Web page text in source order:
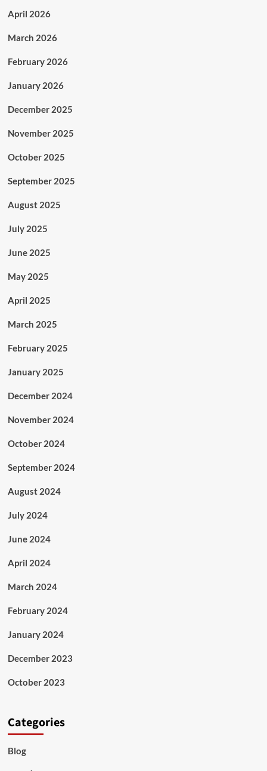
April 2026
March 2026
February 2026
January 2026
December 2025
November 2025
October 2025
September 2025
August 2025
July 2025
June 2025
May 2025
April 2025
March 2025
February 2025
January 2025
December 2024
November 2024
October 2024
September 2024
August 2024
July 2024
June 2024
April 2024
March 2024
February 2024
January 2024
December 2023
October 2023
Categories
Blog